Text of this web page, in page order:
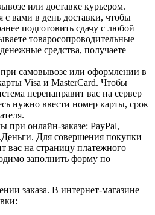
или доставке курьером.
с вами в день доставки, чтобы
подготовить сдачу с любой
товаросопроводительные
средства, получаете
самовывозе или оформлении в
Visa и MasterCard. Чтобы
перенаправит вас на сервер
нужно ввести номер карты, срок
при онлайн-заказе: PayPal,
Для совершения покупки
вас на страницу платежного
заполнить форму по
заказа. В интернет-магазине